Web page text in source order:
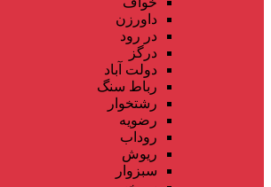
داورزن
در رود
درگز
دولت آباد
رباط سنگ
رشتخوار
رضویه
روداب
ریوش
سبزوار